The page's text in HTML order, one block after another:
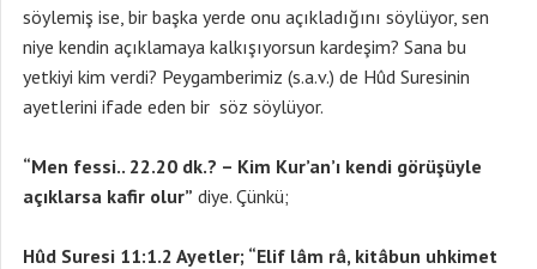
söylemiş ise, bir başka yerde onu açıkladığını söylüyor, sen
niye kendin açıklamaya kalkışıyorsun kardeşim? Sana bu
yetkiyi kim verdi? Peygamberimiz (s.a.v.) de Hûd Suresinin
ayetlerini ifade eden bir söz söylüyor.
“Men fessi.. 22.20 dk.? – Kim Kur’an’ı kendi görüşüyle
açıklarsa kafir olur” diye. Çünkü;
Hûd Suresi 11:1.2 Ayetler; “Elif lâm râ, kitâbun uhkimet